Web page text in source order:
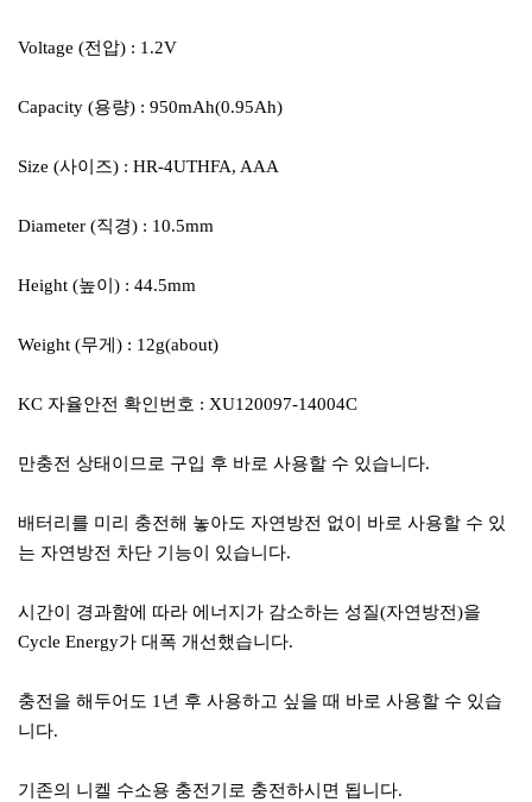
Voltage (전압) : 1.2V
Capacity (용량) : 950mAh(0.95Ah)
Size (사이즈) : HR-4UTHFA, AAA
Diameter (직경) : 10.5mm
Height (높이) : 44.5mm
Weight (무게) : 12g(about)
KC 자율안전 확인번호 : XU120097-14004C
만충전 상태이므로 구입 후 바로 사용할 수 있습니다.
배터리를 미리 충전해 놓아도 자연방전 없이 바로 사용할 수 있
는 자연방전 차단 기능이 있습니다.
시간이 경과함에 따라 에너지가 감소하는 성질(자연방전)을
Cycle Energy가 대폭 개선했습니다.
충전을 해두어도 1년 후 사용하고 싶을 때 바로 사용할 수 있습
니다.
기존의 니켈 수소용 충전기로 충전하시면 됩니다.